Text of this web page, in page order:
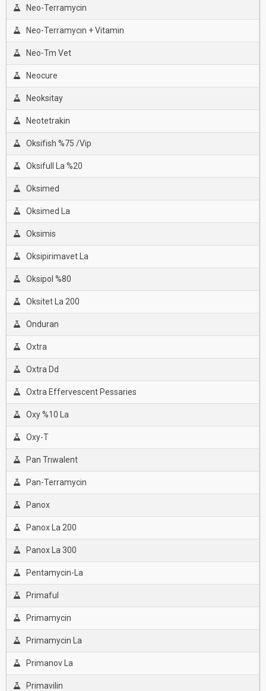
Neo-Terramycin
Neo-Terramycın + Vitamin
Neo-Tm Vet
Neocure
Neoksitay
Neotetrakin
Oksifish %75 /Vip
Oksifull La %20
Oksimed
Oksimed La
Oksimis
Oksipirimavet La
Oksipol %80
Oksitet La 200
Onduran
Oxtra
Oxtra Dd
Oxtra Effervescent Pessaries
Oxy %10 La
Oxy-T
Pan Trıwalent
Pan-Terramycin
Panox
Panox La 200
Panox La 300
Pentamycin-La
Primaful
Primamycin
Primamycin La
Primanov La
Primavilin